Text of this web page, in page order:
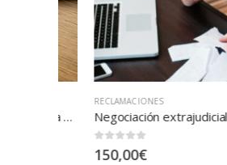
RECLAMACIONES
out of 5
150,00€